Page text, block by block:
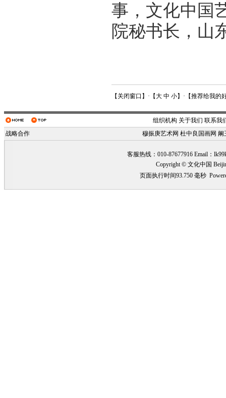
事，文化中国
院秘书长，山
【 关闭窗口 】·【大 中 小】·【推荐给我的
组织机构 关于我们 联系我
战略合作
穆振庚艺术网 杜中良国画网 阚
客服热线：010-87677916 Email：
Copyright © 文化中国
页面执行时间93.750 毫秒